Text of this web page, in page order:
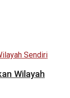
Wilayah